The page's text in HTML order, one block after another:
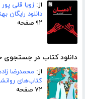
از: زویا قلی پور
دانلود رایگان
۹۲ صفحه
دانلود کتاب در
از: محمدرضا
کتاب‌های
۷۲ صفحه